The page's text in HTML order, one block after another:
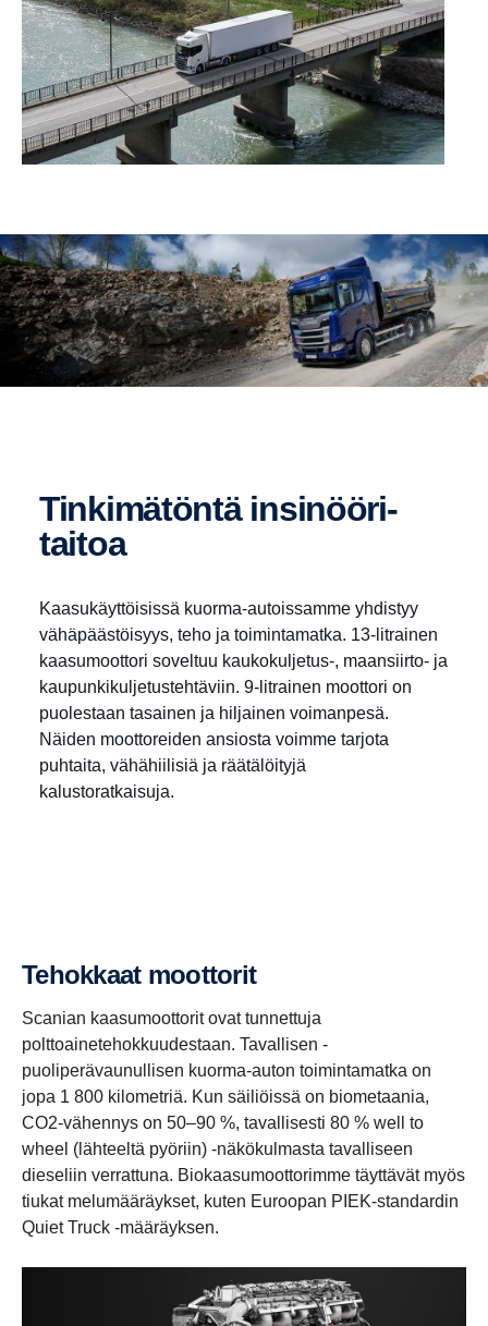
Tinki­mä­töntä insinöö­ri­
taitoa
Kaasukäyttöisissä kuorma-autoissamme yhdistyy
vähäpäästöisyys, teho ja toimintamatka. 13-litrainen
kaasumoottori soveltuu kaukokuljetus-, maansiirto- ja
kaupunkikuljetustehtäviin. 9-litrainen moottori on
puolestaan tasainen ja hiljainen voimanpesä.
Näiden moottoreiden ansiosta voimme tarjota
puhtaita, vähähiilisiä ja räätälöityjä
kalustoratkaisuja.
Tehok­kaat moottorit
Scanian kaasumoottorit ovat tunnettuja
polttoainetehokkuudestaan. Tavallisen ­
puoliperävaunullisen kuorma-auton toimintamatka on
jopa 1 800 kilometriä. Kun säiliöissä on biometaania,
CO2-vähennys on 50–90 %, tavallisesti 80 % well to
wheel (lähteeltä pyöriin) -näkökulmasta tavalliseen
dieseliin verrattuna. Biokaasumoottorimme täyttävät myös
tiukat melumääräykset, kuten Euroopan PIEK-standardin
Quiet Truck -määräyksen.